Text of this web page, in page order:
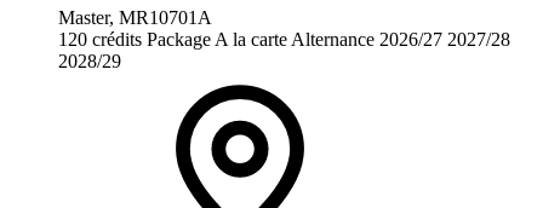
Master, MR10701A
120 crédits Package A la carte Alternance 2026/27 2027/28
2028/29